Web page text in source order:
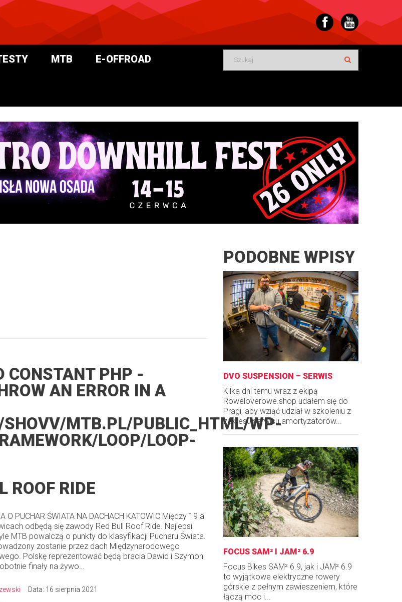
MTB E-OFFROAD
CONSTANT PHP -
AN ERROR IN A
MTB.PL/PUBLIC_HTML/WP-
LOOP/LOOP-
ROOF RIDE
O PUCHAR ŚWIATA NA DACHACH KATOWIC Między 19 a
odbędą się zawody Red Bull Roof Ride. Najlepsi
MTB powalczą o punkty do klasyfikacji Pucharu Świata.
zostanie przez dach Międzynarodowego
Polskę reprezentować będą bracia Dawid i Szymon
finały na żywo…
Data: 16 sierpnia 2021
PODOBNE WPISY
DVO SUSPENSION – SERWIS
Kilka dni temu wraz z ekipą
Roweloverowe.shop udałem się do
Pragi, aby wziąć udział w szkoleniu z
zakresu serwisu amortyzatorów...
FOCUS SAM² I JAM² 6.9
Focus Bikes SAM² 6.9, jak i JAM² 6.9
to wyjątkowe elektryczne rowery
górskie z pełnym zawieszeniem, które
łączą moc i...